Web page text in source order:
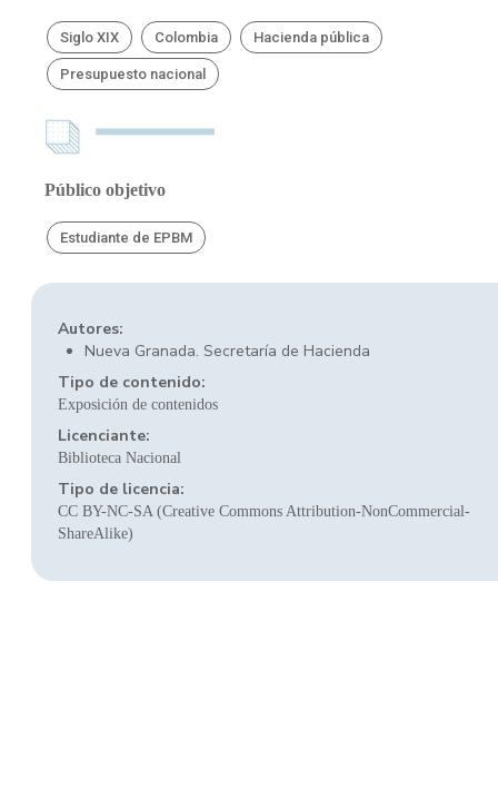
Siglo XIX Colombia Hacienda pública
Presupuesto nacional
Público objetivo
Estudiante de EPBM
Autores:
Nueva Granada. Secretaría de Hacienda
Tipo de contenido:
Exposición de contenidos
Licenciante:
Biblioteca Nacional
Tipo de licencia:
CC BY-NC-SA (Creative Commons Attribution-NonCommercial-
ShareAlike)